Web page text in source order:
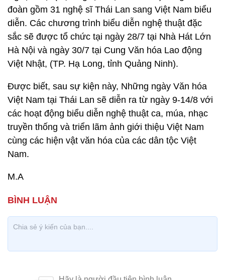
đoàn gồm 31 nghệ sĩ Thái Lan sang Việt Nam biểu
diễn. Các chương trình biểu diễn nghệ thuật đặc
sắc sẽ được tổ chức tại ngày 28/7 tại Nhà Hát Lớn
Hà Nội và ngày 30/7 tại Cung Văn hóa Lao động
Việt Nhật, (TP. Hạ Long, tỉnh Quảng Ninh).
Được biết, sau sự kiện này, Những ngày Văn hóa
Việt Nam tại Thái Lan sẽ diễn ra từ ngày 9-14/8 với
các hoạt động biểu diễn nghệ thuật ca, múa, nhạc
truyền thống và triển lãm ảnh giới thiệu Việt Nam
cùng các hiện vật văn hóa của các dân tộc Việt
Nam.
M.A